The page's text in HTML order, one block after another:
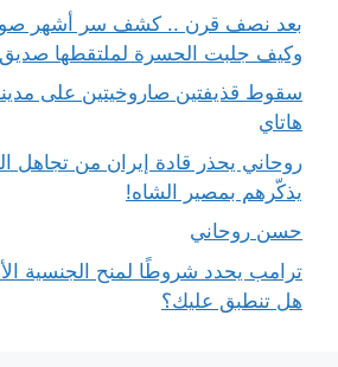
بعد نصف قرن .. كشف سر أشهر
وكيف جلبت الحسرة لملتقطها صديق
سقوط قذيفتين صاروخيتين على مدينة
هاتاي
روحاني يحذر قادة إيران من تجاهل
يذكّرهم بمصير الشاه!
حسن روحاني
ترامب يحدد شروطًا لمنح الجنسية
هل تنطبق عليك؟